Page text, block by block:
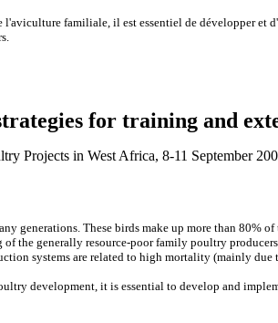
familiale, il est essentiel de développer
for training and
Projects in West Africa, 8-11 September
generations. These birds make up more than
the generally resource-poor family poultry
systems are related to high mortality (mainly
development, it is essential to develop and